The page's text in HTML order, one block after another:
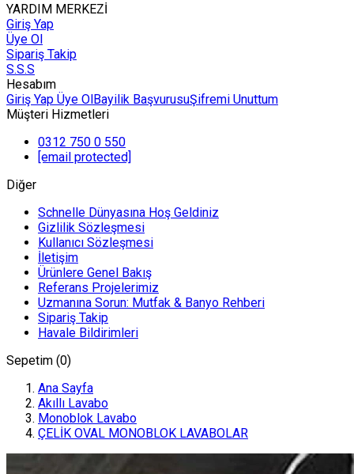
YARDIM MERKEZİ
Giriş Yap
Üye Ol
Sipariş Takip
S.S.S
Hesabım
Giriş Yap Üye OlBayilik BaşvurusuŞifremi Unuttum
Müşteri Hizmetleri
0312 750 0 550
[email protected]
Diğer
Schnelle Dünyasına Hoş Geldiniz
Gizlilik Sözleşmesi
Kullanıcı Sözleşmesi
İletişim
Ürünlere Genel Bakış
Referans Projelerimiz
Uzmanına Sorun: Mutfak & Banyo Rehberi
Sipariş Takip
Havale Bildirimleri
Sepetim (0)
Ana Sayfa
Akıllı Lavabo
Monoblok Lavabo
ÇELİK OVAL MONOBLOK LAVABOLAR